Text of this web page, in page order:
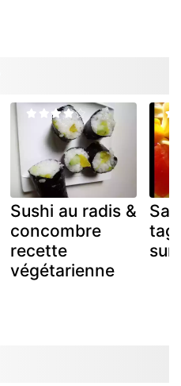
Sushi au radis &
concombre
recette
végétarienne